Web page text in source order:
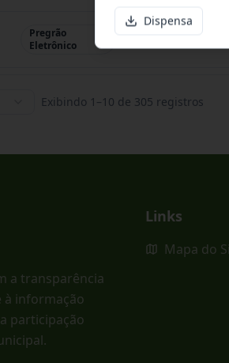
Pregrão
Eletrônico
Exibindo 1 –10 de 305 registros
a transparência
à informação
participação
Links
Mapa do
Dispensa